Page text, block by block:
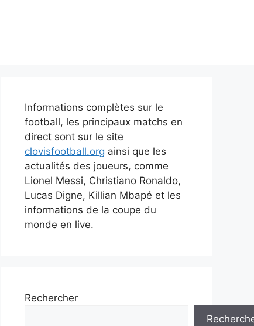
Informations complètes sur le
football, les principaux matchs en
direct sont sur le site
clovisfootball.org ainsi que les
actualités des joueurs, comme
Lionel Messi, Christiano Ronaldo,
Lucas Digne, Killian Mbapé et les
informations de la coupe du
monde en live.
Rechercher